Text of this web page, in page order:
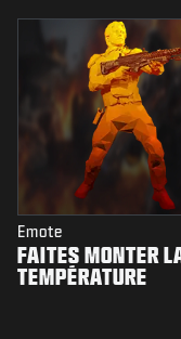
Emote
FAITES MONTER
TEMPÉRATURE